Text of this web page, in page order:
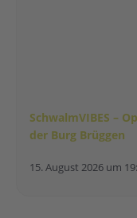
SchwalmVIBES –
der Burg Brüggen
15. August 2026 um